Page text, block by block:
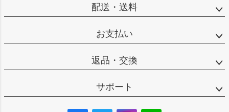
配送・送料
お支払い
返品・交換
サポート